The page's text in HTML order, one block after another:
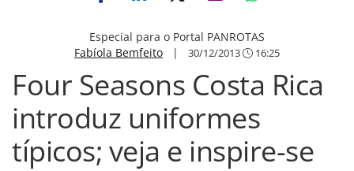
Especial para o Portal PANROTAS
Fabíola Bemfeito | 30/12/2013 16:25
Four Seasons Costa Rica
introduz uniformes
típicos; veja e inspire-se